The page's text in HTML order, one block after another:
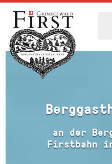
an der
Firstbahn